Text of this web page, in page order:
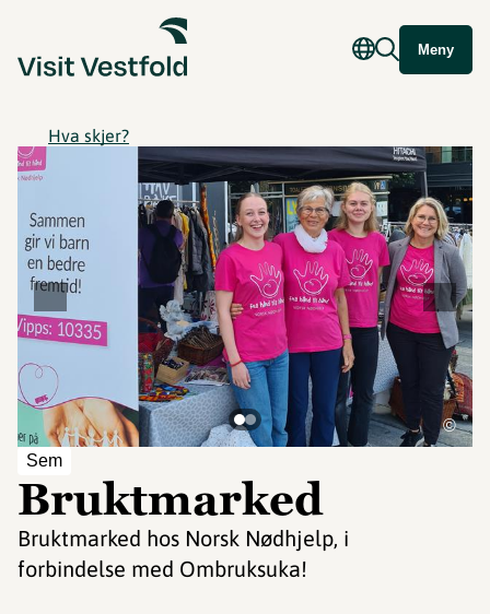
Meny
Hva skjer?
Sem
Bruktmarked
Bruktmarked hos Norsk Nødhjelp, i
forbindelse med Ombruksuka!
©